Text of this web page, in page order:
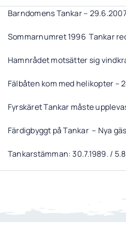
Barndomens Tankar –
Sommarnumret 1996 Tankar
Hamnrådet motsätter sig
Fälbåten kom med helikopter –
Fyrskäret Tankar måste
Färdigbyggt på Tankar – Nya
Tankarstämman: 30.7.1989. /